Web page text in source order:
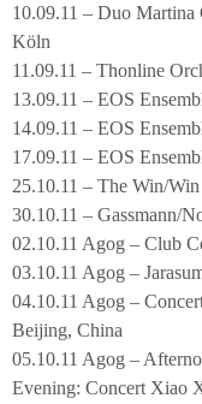
10.09.11 – Duo Martina
Köln
11.09.11 – Thonline
13.09.11 – EOS
14.09.11 – EOS
17.09.11 – EOS
25.10.11 – The Win/
30.10.11 – Gassmann/
02.10.11 Agog – Club
03.10.11 Agog –
04.10.11 Agog –
Beijing, China
05.10.11 Agog –
Evening: Concert Xiao